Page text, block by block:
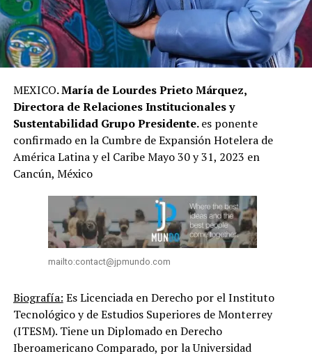
MEXICO. María de Lourdes Prieto Márquez,
Directora de Relaciones Institucionales y
Sustentabilidad Grupo Presidente.es ponente
confirmado en la Cumbre de Expansión Hotelera de
América Latina y el Caribe Mayo 30 y 31, 2023 en
Cancún, México
mailto:contact@jpmundo.com
Biografía: Es Licenciada en Derecho por el Instituto
Tecnológico y de Estudios Superiores de Monterrey
(ITESM). Tiene un Diplomado en Derecho
Iberoamericano Comparado, por la Universidad